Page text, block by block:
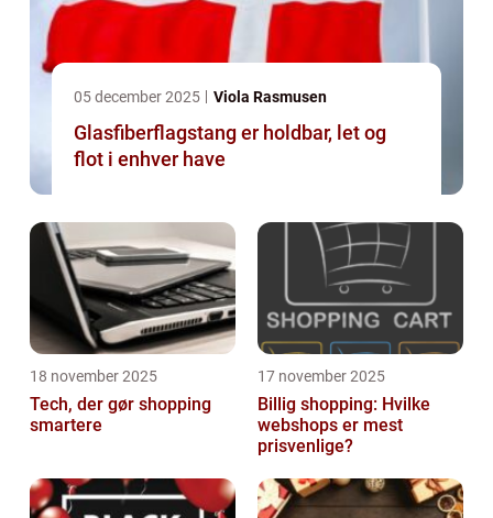
05 december 2025 Viola Rasmusen
Glasfiberflagstang er holdbar, let og
flot i enhver have
18 november 2025
Tech, der gør shopping
smartere
17 november 2025
Billig shopping: Hvilke
webshops er mest
prisvenlige?